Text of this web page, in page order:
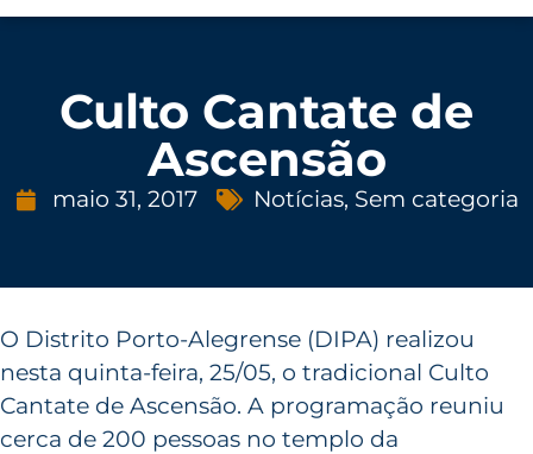
Culto Cantate de
Ascensão
maio 31, 2017 Notícias, Sem categoria
O Distrito Porto-Alegrense (DIPA) realizou
nesta quinta-feira, 25/05, o tradicional Culto
Cantate de Ascensão. A programação reuniu
cerca de 200 pessoas no templo da